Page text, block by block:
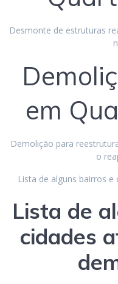
Desmonte de estruturas
em
Demolição para
o
Lista de alguns bairros
Lista de
cidades